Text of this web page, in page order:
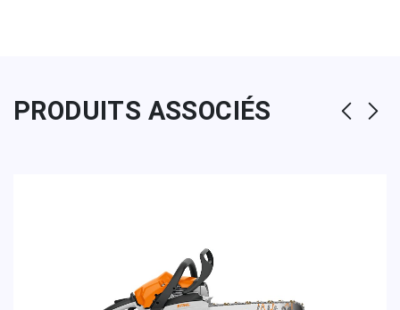
PRODUITS ASSOCIÉS